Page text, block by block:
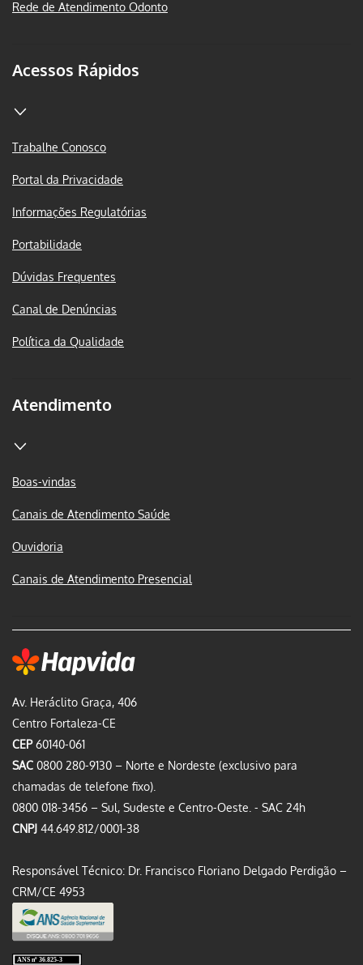
Av. Heráclito Graça, 406
Centro Fortaleza-CE
CEP60140-061
SAC 0800 280-9130 – Norte e Nordeste (exclusivo para
chamadas de telefone fixo).
0800 018-3456 – Sul, Sudeste e Centro-Oeste. - SAC 24h
CNPJ 44.649.812/0001-38
Responsável Técnico: Dr. Francisco Floriano Delgado Perdigão –
CRM/CE 4953
Rede de Atendimento Odonto
Acessos Rápidos
Trabalhe Conosco
Portal da Privacidade
Informações Regulatórias
Portabilidade
Dúvidas Frequentes
Canal de Denúncias
Política da Qualidade
Atendimento
Boas-vindas
Canais de Atendimento Saúde
Ouvidoria
Canais de Atendimento Presencial